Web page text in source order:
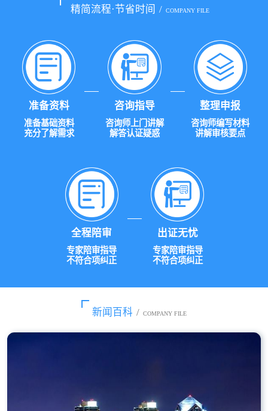
精简流程·节省时间 / COMPANY FILE
准备资料
准备基础资料
充分了解需求
咨询指导
咨询师上门讲解
解答认证疑惑
整理申报
咨询师编写材料
讲解审核要点
全程陪审
专家陪审指导
不符合项纠正
出证无忧
专家陪审指导
不符合项纠正
新闻百科 / COMPANY FILE